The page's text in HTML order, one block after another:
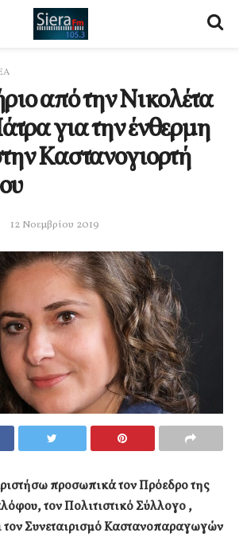
από την Νικολέτα
για την ένθερμη
Καστανογιορτή
12 Νοεμβρίου 2019
προσωπικά τον Πρόεδρο της
τον Πολιτιστικό Σύλλογο ,
Συνεταιρισμό Καστανοπαραγωγών